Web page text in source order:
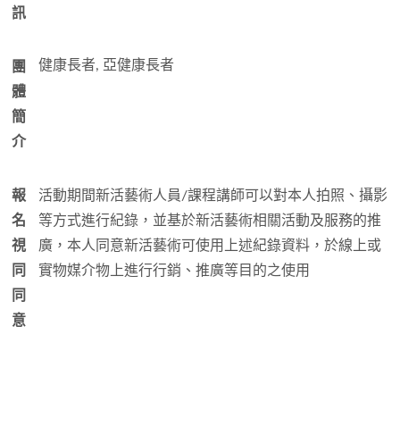
訊
團
體
簡
介
健康長者, 亞健康長者
報
名
視
同
同
意
活動期間新活藝術人員/課程講師可以對本人拍照、攝影
等方式進行紀錄，並基於新活藝術相關活動及服務的推
廣，本人同意新活藝術可使用上述紀錄資料，於線上或
實物媒介物上進行行銷、推廣等目的之使用